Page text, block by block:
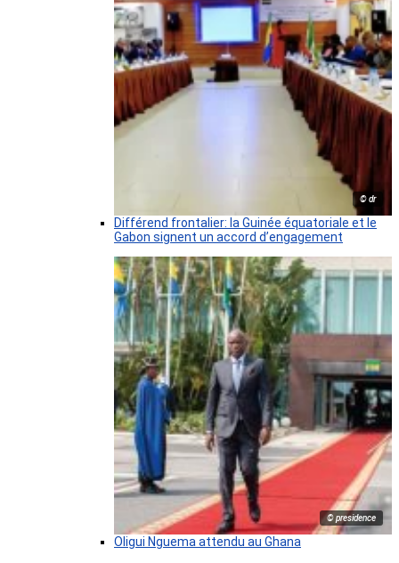
© dr
Différend frontalier: la Guinée équatoriale et le
Gabon signent un accord d’engagement
© presidence
Oligui Nguema attendu au Ghana